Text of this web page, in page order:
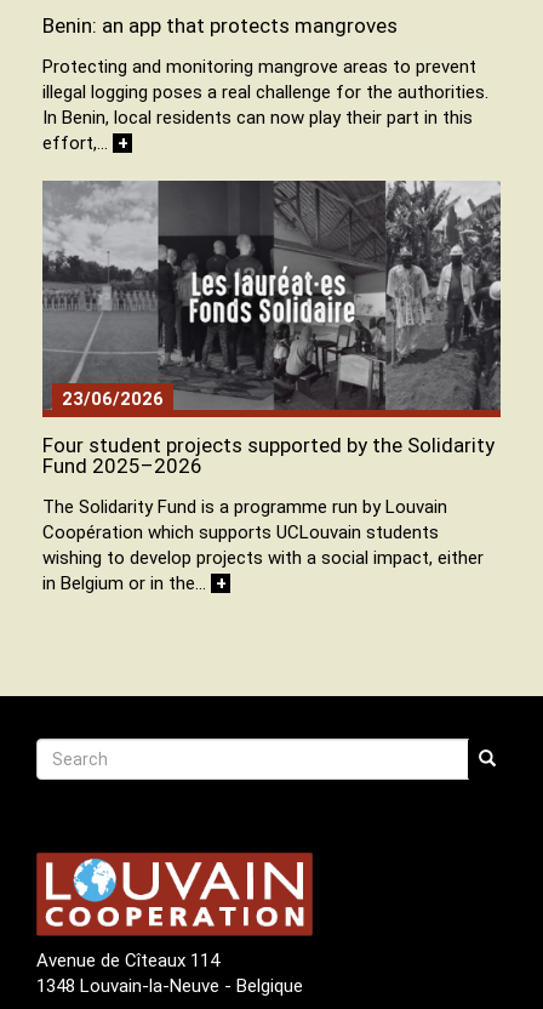
Benin: an app that protects mangroves
Protecting and monitoring mangrove areas to prevent
illegal logging poses a real challenge for the authorities.
In Benin, local residents can now play their part in this
effort,… +
23/06/2026
Four student projects supported by the Solidarity
Fund 2025–2026
The Solidarity Fund is a programme run by Louvain
Coopération which supports UCLouvain students
wishing to develop projects with a social impact, either
in Belgium or in the… +
Recherche
Search Search
Avenue de Cîteaux 114
1348 Louvain-la-Neuve - Belgique